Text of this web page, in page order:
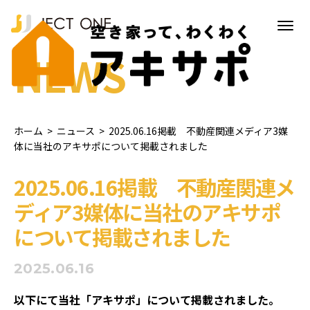
NEWS
ホーム > ニュース > 2025.06.16掲載 不動産関連メディア3媒
体に当社のアキサポについて掲載されました
2025.06.16掲載 不動産関連メ
ディア3媒体に当社のアキサポ
について掲載されました
2025.06.16
以下にて当社「アキサポ」について掲載されました。